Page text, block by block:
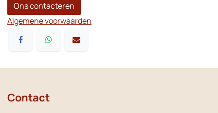
Ons contacteren
Algemene voorwaarden
Contact